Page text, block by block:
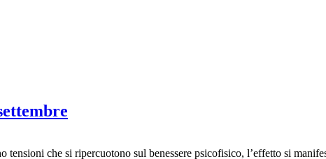
che si ripercuotono sul benessere psicofisico, l’effetto si